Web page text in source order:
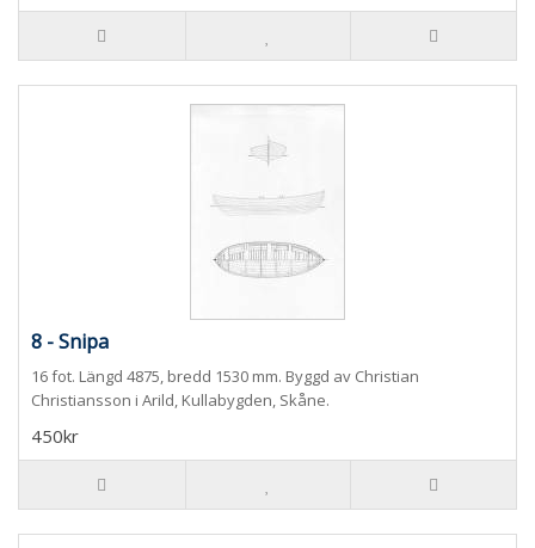
8 - Snipa
16 fot. Längd 4875, bredd 1530 mm. Byggd av Christian
Christiansson i Arild, Kullabygden, Skåne.
450kr